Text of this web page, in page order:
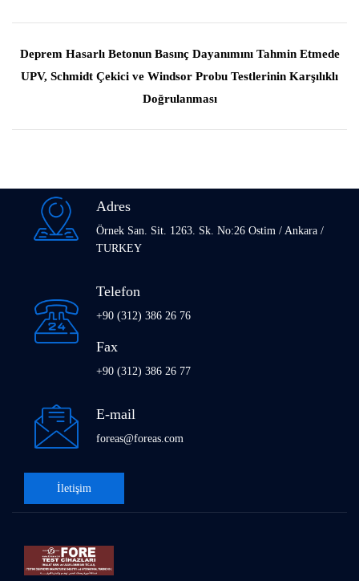
Deprem Hasarlı Betonun Basınç Dayanımını Tahmin Etmede
UPV, Schmidt Çekici ve Windsor Probu Testlerinin Karşılıklı
Doğrulanması
Adres
Örnek San. Sit. 1263. Sk. No:26 Ostim / Ankara /
TURKEY
Telefon
+90 (312) 386 26 76
Fax
+90 (312) 386 26 77
E-mail
foreas@foreas.com
İletişim